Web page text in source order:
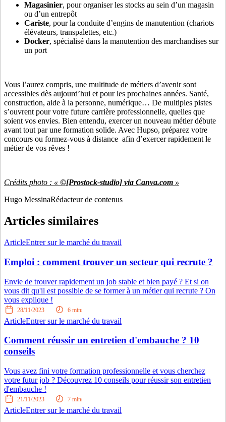
Magasinier, pour organiser les stocks au sein d’un magasin
ou d’un entrepôt
Cariste, pour la conduite d’engins de manutention (chariots
élévateurs, transpalettes, etc.)
Docker, spécialisé dans la manutention des marchandises sur
un port
Vous l’aurez compris, une multitude de métiers d’avenir sont
accessibles dès aujourd’hui et pour les prochaines années. Santé,
construction, aide à la personne, numérique… De multiples pistes
s’ouvrent pour votre future carrière professionnelle, quelles que
soient vos envies. Bien entendu, exercer un nouveau métier débute
avant tout par une formation solide. Avec Hupso, préparez votre
concours ou formez-vous à distance afin d’exercer rapidement le
métier de vos rêves !
Crédits photo : « ©[Prostock-studio] via Canva.com »
Hugo MessinaRédacteur de contenus
Articles similaires
ArticleEntrer sur le marché du travail
Emploi : comment trouver un secteur qui recrute ?
Envie de trouver rapidement un job stable et bien payé ? Et si on
vous dit qu'il est possible de se former à un métier qui recrute ? On
vous explique !
28/11/2023 6 mins
ArticleEntrer sur le marché du travail
Comment réussir un entretien d'embauche ? 10
conseils
Vous avez fini votre formation professionnelle et vous cherchez
votre futur job ? Découvrez 10 conseils pour réussir son entretien
d'embauche !
21/11/2023 7 mins
ArticleEntrer sur le marché du travail